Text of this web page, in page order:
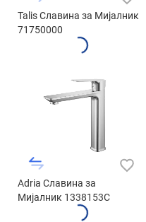
Talis Славина за Мијалник
71750000
Adria Славина за
Мијалник 1338153C